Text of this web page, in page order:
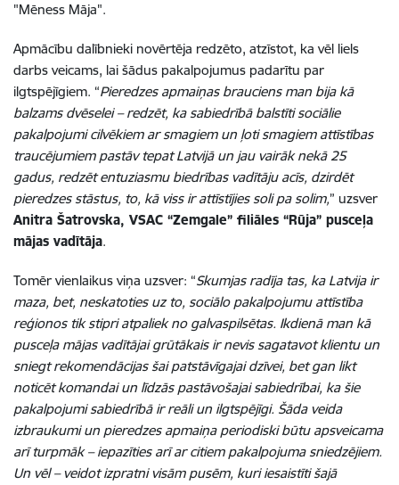
"Mēness Māja".
Apmācību dalībnieki novērtēja redzēto, atzīstot, ka vēl liels
darbs veicams, lai šādus pakalpojumus padarītu par
ilgtspējīgiem. “Pieredzes apmaiņas brauciens man bija kā
balzams dvēselei – redzēt, ka sabiedrībā balstīti sociālie
pakalpojumi cilvēkiem ar smagiem un ļoti smagiem attīstības
traucējumiem pastāv tepat Latvijā un jau vairāk nekā 25
gadus, redzēt entuziasmu biedrības vadītāju acīs, dzirdēt
pieredzes stāstus, to, kā viss ir attīstījies soli pa solim,” uzsver
Anitra Šatrovska, VSAC “Zemgale” filiāles “Rūja” pusceļa
mājas vadītāja.
Tomēr vienlaikus viņa uzsver: “Skumjas radīja tas, ka Latvija ir
maza, bet, neskatoties uz to, sociālo pakalpojumu attīstība
reģionos tik stipri atpaliek no galvaspilsētas. Ikdienā man kā
pusceļa mājas vadītājai grūtākais ir nevis sagatavot klientu un
sniegt rekomendācijas šai patstāvīgajai dzīvei, bet gan likt
noticēt komandai un līdzās pastāvošajai sabiedrībai, ka šie
pakalpojumi sabiedrībā ir reāli un ilgtspējīgi. Šāda veida
izbraukumi un pieredzes apmaiņa periodiski būtu apsveicama
arī turpmāk – iepazīties arī ar citiem pakalpojuma sniedzējiem.
Un vēl – veidot izpratni visām pusēm, kuri iesaistīti šajā